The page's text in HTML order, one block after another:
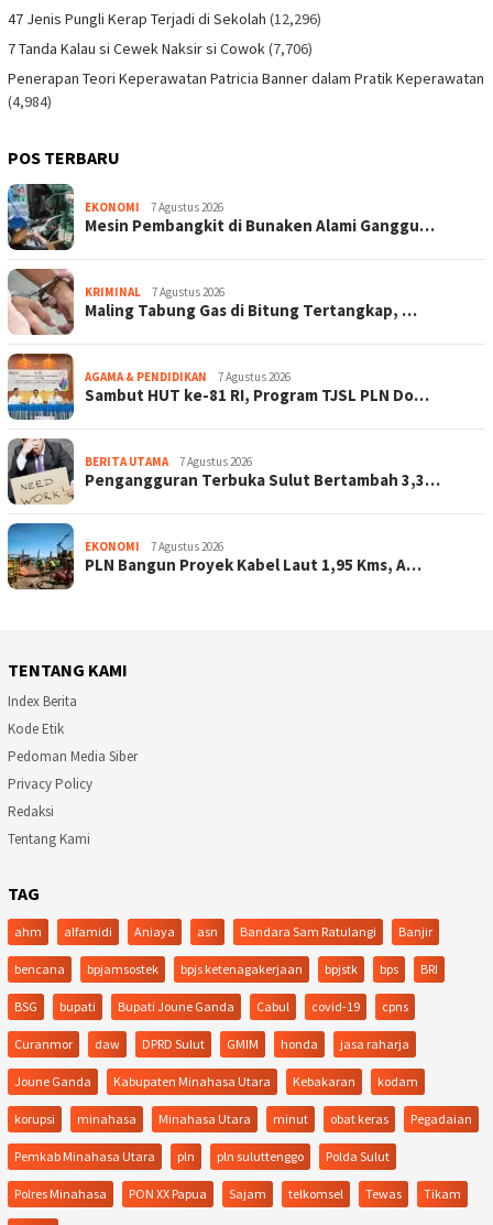
47 Jenis Pungli Kerap Terjadi di Sekolah (12,296)
7 Tanda Kalau si Cewek Naksir si Cowok(7,706)
Penerapan Teori Keperawatan Patricia Banner dalam Pratik Keperawatan
(4,984)
POS TERBARU
EKONOMI 7 Agustus 2026
Mesin Pembangkit di Bunaken Alami Ganggu…
KRIMINAL 7 Agustus 2026
Maling Tabung Gas di Bitung Tertangkap, …
AGAMA & PENDIDIKAN 7 Agustus 2026
Sambut HUT ke-81 RI, Program TJSL PLN Do…
BERITA UTAMA 7 Agustus 2026
Pengangguran Terbuka Sulut Bertambah 3,3…
EKONOMI 7 Agustus 2026
PLN Bangun Proyek Kabel Laut 1,95 Kms, A…
TENTANG KAMI
Index Berita
Kode Etik
Pedoman Media Siber
Privacy Policy
Redaksi
Tentang Kami
TAG
ahm alfamidi Aniaya asn Bandara Sam Ratulangi Banjir
bencana bpjamsostek bpjs ketenagakerjaan bpjstk bps BRI
BSG bupati Bupati Joune Ganda Cabul covid-19 cpns
Curanmor daw DPRD Sulut GMIM honda jasa raharja
Joune Ganda Kabupaten Minahasa Utara Kebakaran kodam
korupsi minahasa Minahasa Utara minut obat keras Pegadaian
Pemkab Minahasa Utara pln pln suluttenggo Polda Sulut
Polres Minahasa PON XX Papua Sajam telkomsel Tewas Tikam